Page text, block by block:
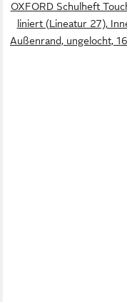
OXFORD Schulheft
liniert (Lineatur 27),
Außenrand, ungelocht,